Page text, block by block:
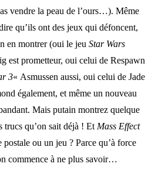
vendre la peau de l’ours…). Même
qu’ils ont des jeux qui défoncent,
en montrer (oui le jeu Star Wars
est prometteur, oui celui de Respawn
3« Asmussen aussi, oui celui de Jade
également, et même un nouveau
Mais putain montrez quelque
trucs qu’on sait déjà ! Et Mass Effect
postale ou un jeu ? Parce qu’à force
commence à ne plus savoir…